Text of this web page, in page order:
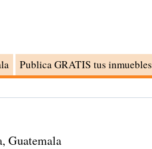
Publica GRATIS tus inmuebles
Guatemala